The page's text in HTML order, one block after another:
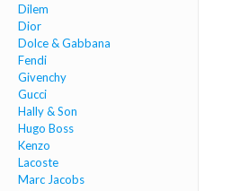
Dilem
Dior
Dolce & Gabbana
Fendi
Givenchy
Gucci
Hally & Son
Hugo Boss
Kenzo
Lacoste
Marc Jacobs